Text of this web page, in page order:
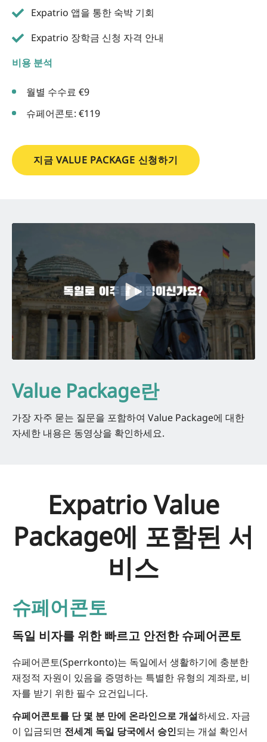
Expatrio 앱을 통한 숙박 기회
Expatrio 장학금 신청 자격 안내
비용 분석
월별 수수료 €9
슈페어콘토: €119
지금 VALUE PACKAGE 신청하기
Value Package란
가장 자주 묻는 질문을 포함하여 Value Package에 대한
자세한 내용은 동영상을 확인하세요.
Expatrio Value
Package에 포함된 서
비스
슈페어콘토
독일 비자를 위한 빠르고 안전한 슈페어콘토
슈페어콘토(Sperrkonto)는 독일에서 생활하기에 충분한
재정적 자원이 있음을 증명하는 특별한 유형의 계좌로, 비
자를 받기 위한 필수 요건입니다.
슈페어콘토를 단 몇 분 만에 온라인으로 개설하세요. 자금
이 입금되면 전세계 독일 당국에서 승인되는 개설 확인서